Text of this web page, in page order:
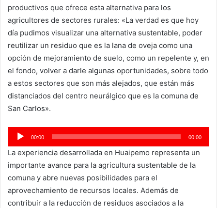
productivos que ofrece esta alternativa para los
agricultores de sectores rurales: «La verdad es que hoy
día pudimos visualizar una alternativa sustentable, poder
reutilizar un residuo que es la lana de oveja como una
opción de mejoramiento de suelo, como un repelente y, en
el fondo, volver a darle algunas oportunidades, sobre todo
a estos sectores que son más alejados, que están más
distanciados del centro neurálgico que es la comuna de
San Carlos».
Reproductor
de
audio
00:00 00:00
La experiencia desarrollada en Huaipemo representa un
importante avance para la agricultura sustentable de la
comuna y abre nuevas posibilidades para el
aprovechamiento de recursos locales. Además de
contribuir a la reducción de residuos asociados a la